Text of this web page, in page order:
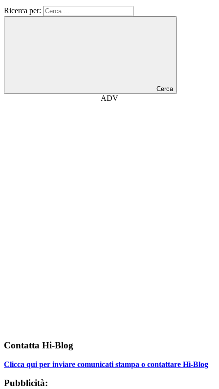
Ricerca per:
Cerca
ADV
Contatta Hi-Blog
Clicca qui per inviare comunicati stampa o contattare Hi-Blog
Pubblicità: